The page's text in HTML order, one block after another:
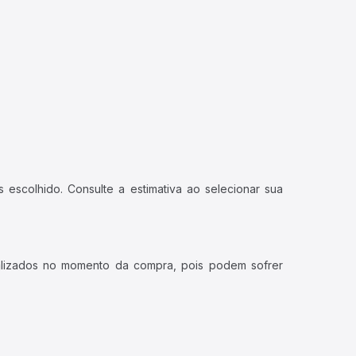
Consulte a estimativa ao selecionar sua
no momento da compra, pois podem sofrer